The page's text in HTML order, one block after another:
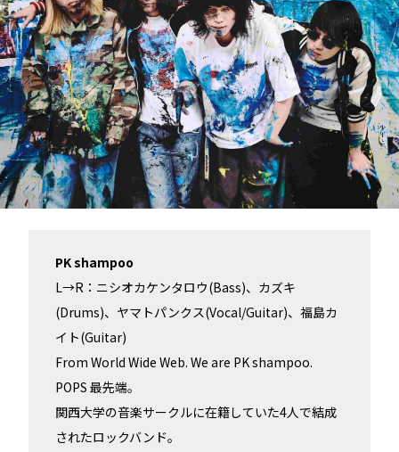
PK shampoo
L→R：ニシオカケンタロウ(Bass)、カズキ
(Drums)、ヤマトパンクス(Vocal/Guitar)、福島カ
イト(Guitar)
From World Wide Web. We are PK shampoo.
POPS 最先端。
関西大学の音楽サークルに在籍していた4人で結成
されたロックバンド。